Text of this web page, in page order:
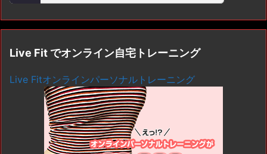
Live Fit でオンライン自宅トレーニング
Live Fitオンラインパーソナルトレーニング